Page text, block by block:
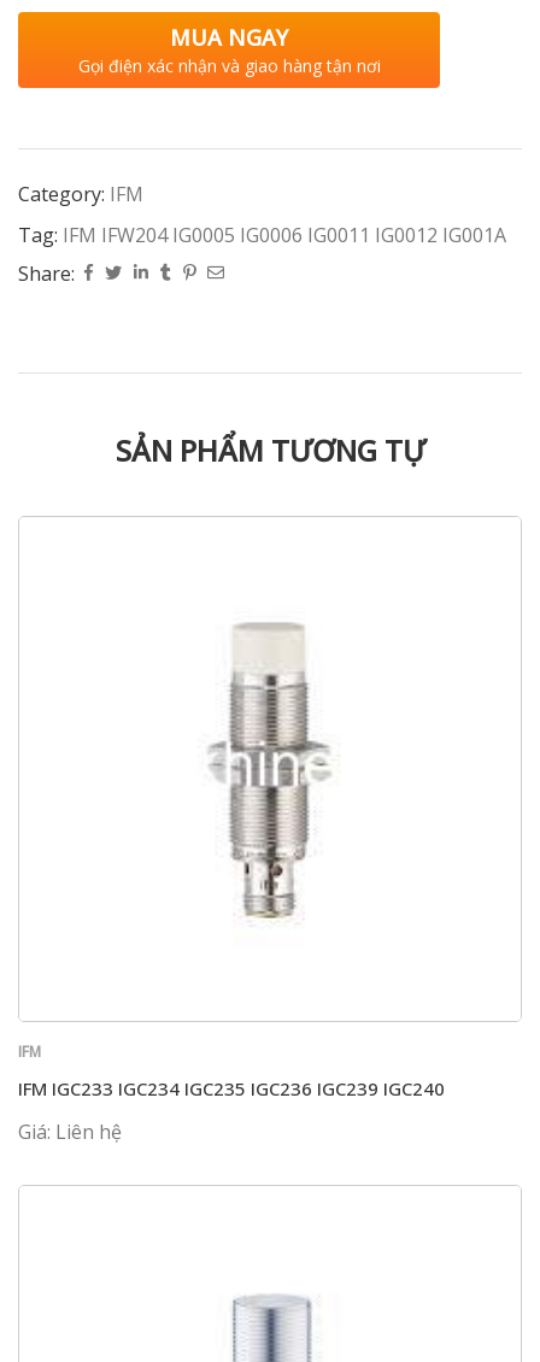
MUA NGAY
Gọi điện xác nhận và giao hàng tận nơi
Category: IFM
Tag: IFM IFW204 IG0005 IG0006 IG0011 IG0012 IG001A
Share:
SẢN PHẨM TƯƠNG TỰ
IFM
IFM IGC233 IGC234 IGC235 IGC236 IGC239 IGC240
Giá: Liên hệ